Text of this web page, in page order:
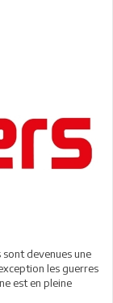
sont devenues une
les guerres
est en pleine